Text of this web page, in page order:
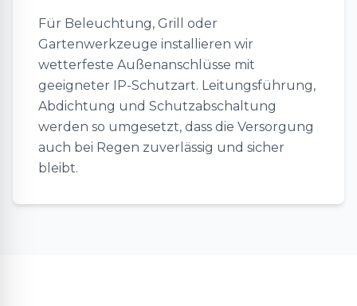
Für Beleuchtung, Grill oder
Gartenwerkzeuge installieren wir
wetterfeste Außenanschlüsse mit
geeigneter IP-Schutzart. Leitungsführung,
Abdichtung und Schutzabschaltung
werden so umgesetzt, dass die Versorgung
auch bei Regen zuverlässig und sicher
bleibt.